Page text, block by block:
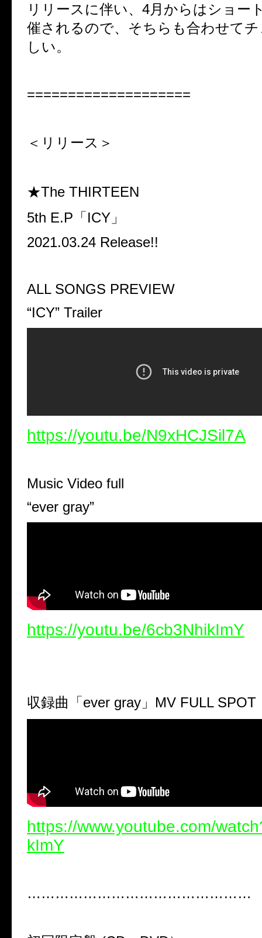
リリースに伴い、4月からはショー
催されるので、そちらも合わせて
しい。
====================
＜リリース＞
★The THIRTEEN
5th E.P 「 ICY 」
2021.03.24 Release!!
ALL SONGS PREVIEW
“ICY” Trailer
https://youtu.be/N9xHCJSil7A
Music Video full
“ever gray”
https://youtu.be/6cb3NhikImY
収録曲「ever gray」MV FULL SPOT
https://www.youtube.com/
kImY
…………………………………………